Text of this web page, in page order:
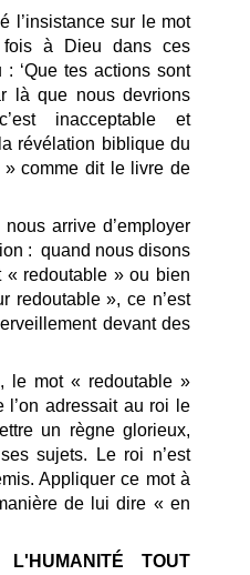
l’insistance sur le mot
fois à Dieu dans ces
‘Que tes actions sont
là que nous devrions
inacceptable et
révélation biblique du
comme dit le livre de
arrive d’employer
: quand nous disons
« redoutable » ou bien
redoutable », ce n’est
devant des
le mot « redoutable »
l’on adressait au roi le
un règne glorieux,
sujets. Le roi n’est
Appliquer ce mot à
de lui dire « en
TOUT